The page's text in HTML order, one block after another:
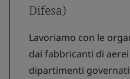
Difesa)
Lavoriamo con le
dai fabbricanti di
dipartimenti